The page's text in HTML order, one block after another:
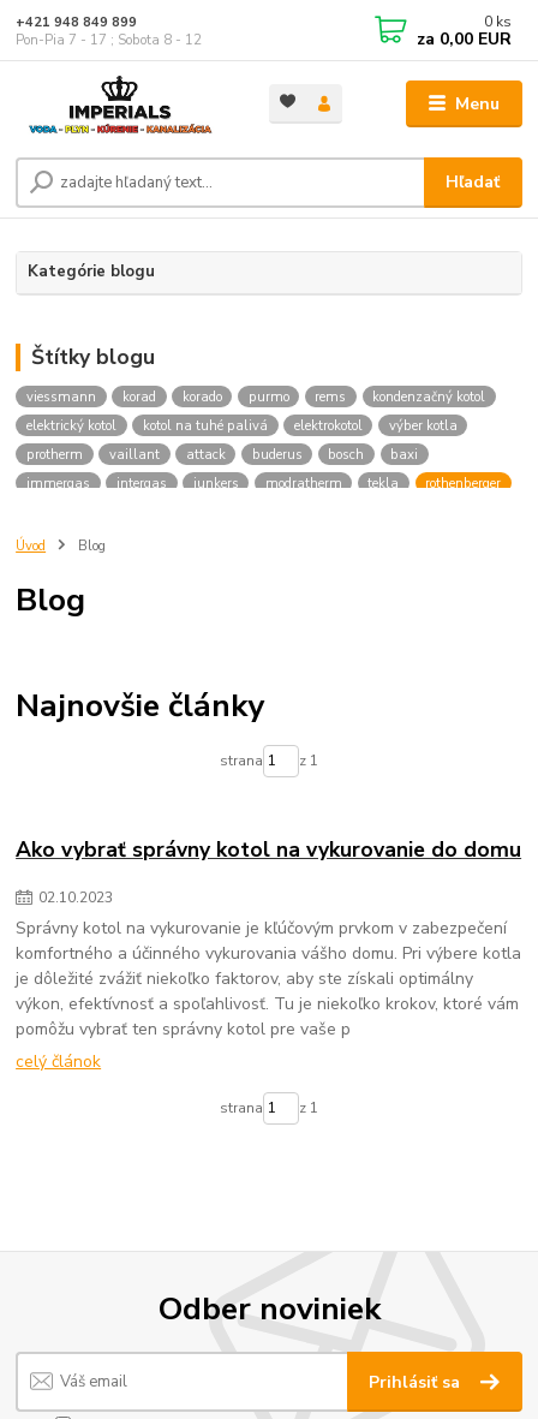
Menu
Hľadať
+421 948 849 899
Pon-Pia 7 - 17 ; Sobota 8 - 12
0 ks
za 0,00 EUR
Kategórie blogu
Štítky blogu
viessmann korad korado purmo rems
kondenzačný kotol
elektrický kotol
kotol na tuhé palivá elektrokotol
výber kotla
protherm
vaillant attack buderus bosch
baxi
immergas
intergas junkers modratherm tekla
rothenberger
trnava
eshop
radiatory lacno
mechanické filtre pre domácnosť
údržba filtra na vodu
chutná pitná voda
zdravie a voda
Úvod Blog
Blog
Najnovšie články
strana z 1
Ako vybrať správny kotol na vykurovanie do domu
02.10.2023
Správny kotol na vykurovanie je kľúčovým prvkom v zabezpečení
komfortného a účinného vykurovania vášho domu. Pri výbere kotla
je dôležité zvážiť niekoľko faktorov, aby ste získali optimálny
výkon, efektívnosť a spoľahlivosť. Tu je niekoľko krokov, ktoré vám
pomôžu vybrať ten správny kotol pre vaše p
celý článok
strana z 1
Odber noviniek
Prihlásiť sa